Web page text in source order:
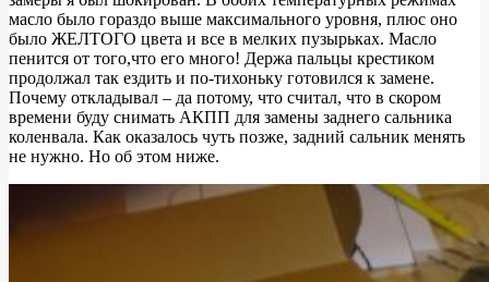
масло было гораздо выше максимального уровня, плюс оно
было ЖЕЛТОГО цвета и все в мелких пузырьках. Масло
пенится от того,что его много! Держа пальцы крестиком
продолжал так ездить и по-тихоньку готовился к замене.
Почему откладывал – да потому, что считал, что в скором
времени буду снимать АКПП для замены заднего сальника
коленвала. Как оказалось чуть позже, задний сальник менять
не нужно. Но об этом ниже.